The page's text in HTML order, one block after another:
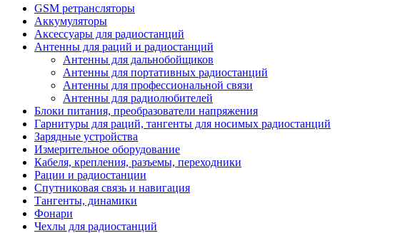
GSM ретрансляторы
Аккумуляторы
Аксессуары для радиостанций
Антенны для раций и радиостанций
Антенны для дальнобойщиков
Антенны для портативных радиостанций
Антенны для профессиональной связи
Антенны для радиолюбителей
Блоки питания, преобразователи напряжения
Гарнитуры для раций, тангенты для носимых радиостанций
Зарядные устройства
Измерительное оборудование
Кабеля, крепления, разъемы, переходники
Рации и радиостанции
Спутниковая связь и навигация
Тангенты, динамики
Фонари
Чехлы для радиостанций